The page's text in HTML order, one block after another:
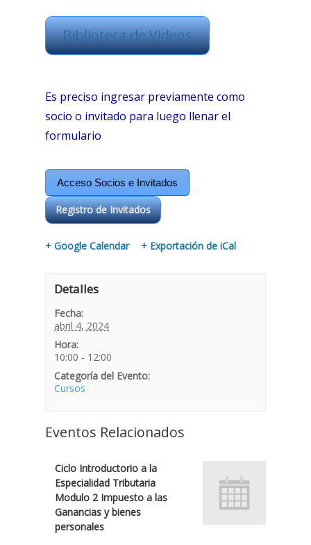
Biblioteca de Videos
Es preciso ingresar previamente como
socio o invitado para luego llenar el
formulario
Acceso Socios e Invitados
Registro de Invitados
+ Google Calendar + Exportación de iCal
Detalles
Fecha:
abril 4, 2024
Hora:
10:00 - 12:00
Categoría del Evento:
Cursos
Eventos Relacionados
Ciclo Introductorio a la
Especialidad Tributaria
Modulo 2 Impuesto a las
Ganancias y bienes
personales